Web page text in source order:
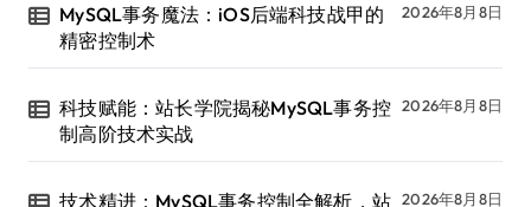
MySQL事务魔法：iOS后端科技战甲的
精密控制术
2026年8月8日
科技赋能：站长学院揭秘MySQL事务控
制高阶技术实战
2026年8月8日
技术精进：MySQL事务控制全解析，站 2026年8月8日